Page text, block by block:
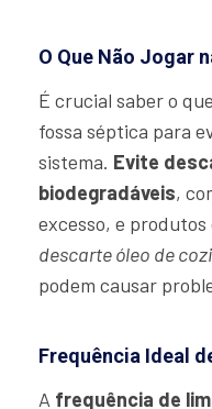
O Que Não Jogar
É crucial saber o
fossa séptica para
sistema. Evite
biodegradáveis,
excesso, e produtos
descarte óleo de
podem causar
Frequência Ideal
A frequência de